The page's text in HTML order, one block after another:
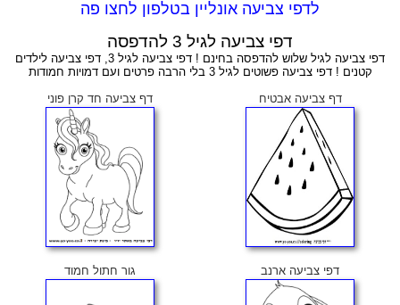
לדפי צביעה אונליין בטלפון לחצו פה
דפי צביעה לגיל 3 להדפסה
דפי צביעה לגיל שלוש להדפסה בחינם ! דפי צביעה לגיל 3, דפי צביעה לילדים
קטנים ! דפי צביעה פשוטים לגיל 3 בלי הרבה פרטים ועם דמויות חמודות
דף צביעה אבטיח
דף צביעה חד קרן פוני
דפי צביעה ארנב גור חתול חמוד